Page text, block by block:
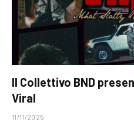
Il Collettivo BND
Viral
11/11/2025